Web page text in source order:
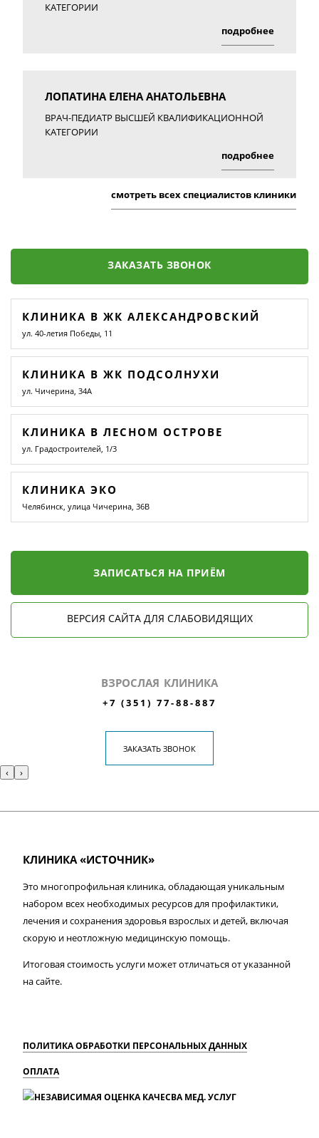
КАТЕГОРИИ
подробнее
ЛОПАТИНА ЕЛЕНА АНАТОЛЬЕВНА
ВРАЧ-ПЕДИАТР ВЫСШЕЙ КВАЛИФИКАЦИОННОЙ
КАТЕГОРИИ
подробнее
смотреть всех специалистов клиники
ЗАКАЗАТЬ ЗВОНОК
КЛИНИКА В ЖК АЛЕКСАНДРОВСКИЙ
ул. 40-летия Победы, 11
КЛИНИКА В ЖК ПОДСОЛНУХИ
ул. Чичерина, 34А
КЛИНИКА В ЛЕСНОМ ОСТРОВЕ
ул. Градостроителей, 1/3
КЛИНИКА ЭКО
Челябинск, улица Чичерина, 36В
ЗАПИСАТЬСЯ НА ПРИЁМ
ВЕРСИЯ САЙТА ДЛЯ СЛАБОВИДЯЩИХ
ВЗРОСЛАЯ КЛИНИКА
+7 (351) 77-88-887
ЗАКАЗАТЬ ЗВОНОК
‹ ›
КЛИНИКА «ИСТОЧНИК»
Это многопрофильная клиника, обладающая уникальным
набором всех необходимых ресурсов для профилактики,
лечения и сохранения здоровья взрослых и детей, включая
скорую и неотложную медицинскую помощь.
Итоговая стоимость услуги может отличаться от указанной
на сайте.
ПОЛИТИКА ОБРАБОТКИ ПЕРСОНАЛЬНЫХ ДАННЫХ
ОПЛАТА